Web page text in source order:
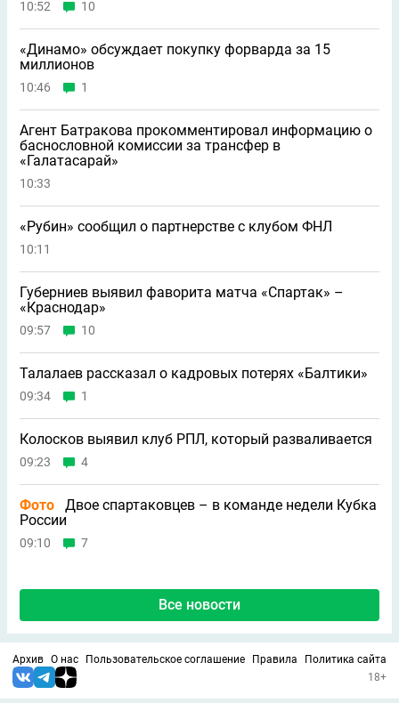
10:52 10
«Динамо» обсуждает покупку форварда за 15
миллионов
10:46 1
Агент Батракова прокомментировал информацию о
баснословной комиссии за трансфер в
«Галатасарай»
10:33
«Рубин» сообщил о партнерстве с клубом ФНЛ
10:11
Губерниев выявил фаворита матча «Спартак» –
«Краснодар»
09:57 10
Талалаев рассказал о кадровых потерях «Балтики»
09:34 1
Колосков выявил клуб РПЛ, который разваливается
09:23 4
Фото
Двое спартаковцев – в команде недели Кубка
России
09:10 7
Все новости
Архив О нас Пользовательское соглашение Правила
Политика сайта
18+